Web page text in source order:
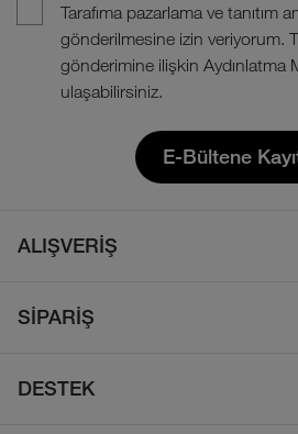
Tarafıma pazarlama ve tanıtım
gönderilmesine izin veriyorum.
gönderimine ilişkin Aydınlatma
ulaşabilirsiniz.
E-Bültene
ALIŞVERİŞ
Çocuk
SİPARİŞ
DESTEK